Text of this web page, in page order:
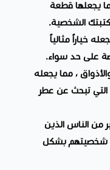
يجعلها قطعة
الشخصية.
خياراً مثالياً
على حد سواء.
، مما يجعله
التي تبحث عن عطر
من الناس الذين
شخصيتهم بشكل